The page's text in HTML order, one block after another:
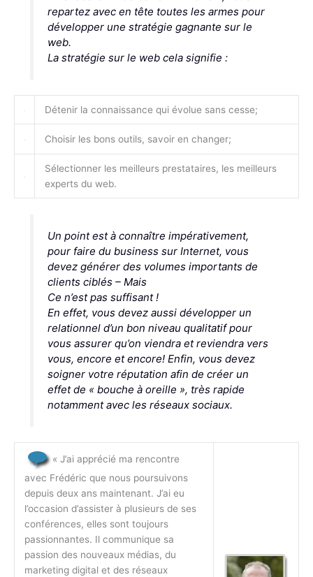
repartez avec en tête toutes les armes pour
développer une stratégie gagnante sur le
web.
La stratégie sur le web cela signifie :
Détenir la connaissance qui évolue sans cesse;
Choisir les bons outils, savoir en changer;
Sélectionner les meilleurs prestataires, les meilleurs
experts du web.
Un point est à connaître impérativement,
pour faire du business sur Internet, vous
devez générer des volumes importants de
clients ciblés – Mais
Ce n’est pas suffisant !
En effet, vous devez aussi développer un
relationnel d’un bon niveau qualitatif pour
vous assurer qu’on viendra et reviendra vers
vous, encore et encore! Enfin, vous devez
soigner votre réputation afin de créer un
effet de « bouche à oreille », très rapide
notamment avec les réseaux sociaux.
« J’ai apprécié ma rencontre
avec Frédéric que nous poursuivons
depuis deux ans maintenant. J’ai eu
l’occasion d’assister à plusieurs de ses
conférences, elles sont toujours
passionnantes. Il communique sa
passion des nouveaux médias, du
marketing digital et des réseaux